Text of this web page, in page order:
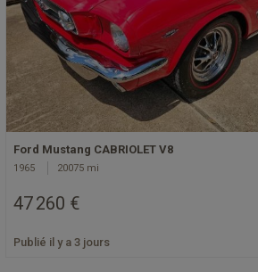
Ford Mustang CABRIOLET V8
1965 20075 mi
47 260 €
Publié il y a 3 jours